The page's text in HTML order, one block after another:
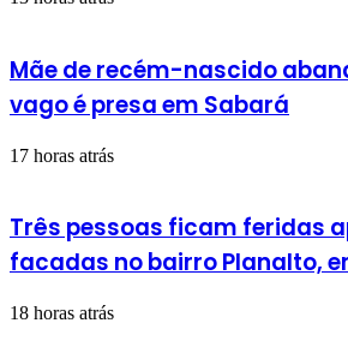
Mãe de recém-nascido
vago é presa em Sabará
17 horas atrás
Três pessoas ficam feridas
facadas no bairro Planalto,
18 horas atrás